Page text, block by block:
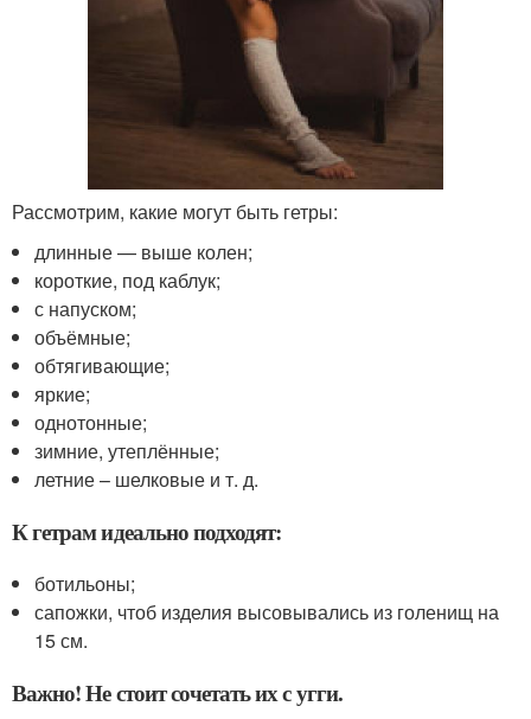
Рассмотрим, какие могут быть гетры:
длинные — выше колен;
короткие, под каблук;
с напуском;
объёмные;
обтягивающие;
яркие;
однотонные;
зимние, утеплённые;
летние – шелковые и т. д.
К гетрам идеально подходят:
ботильоны;
сапожки, чтоб изделия высовывались из голенищ на
15 см.
Важно! Не стоит сочетать их с угги.